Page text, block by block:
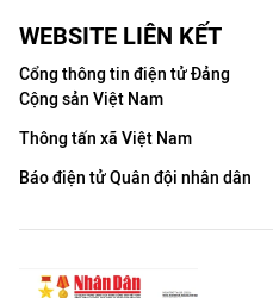
WEBSITE LIÊN KẾT
Cổng thông tin điện tử Đảng
Cộng sản Việt Nam
Thông tấn xã Việt Nam
Báo điện tử Quân đội nhân dân